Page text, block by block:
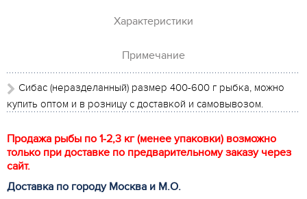
Характеристики
Примечание
Сибас (неразделанный) размер 400-600 г рыбка, можно
купить оптом и в розницу с доставкой и самовывозом.
Продажа рыбы по 1-2,3 кг (менее упаковки) возможно
только при доставке по предварительному заказу через
сайт.
Доставка по городу Москва и М.О.